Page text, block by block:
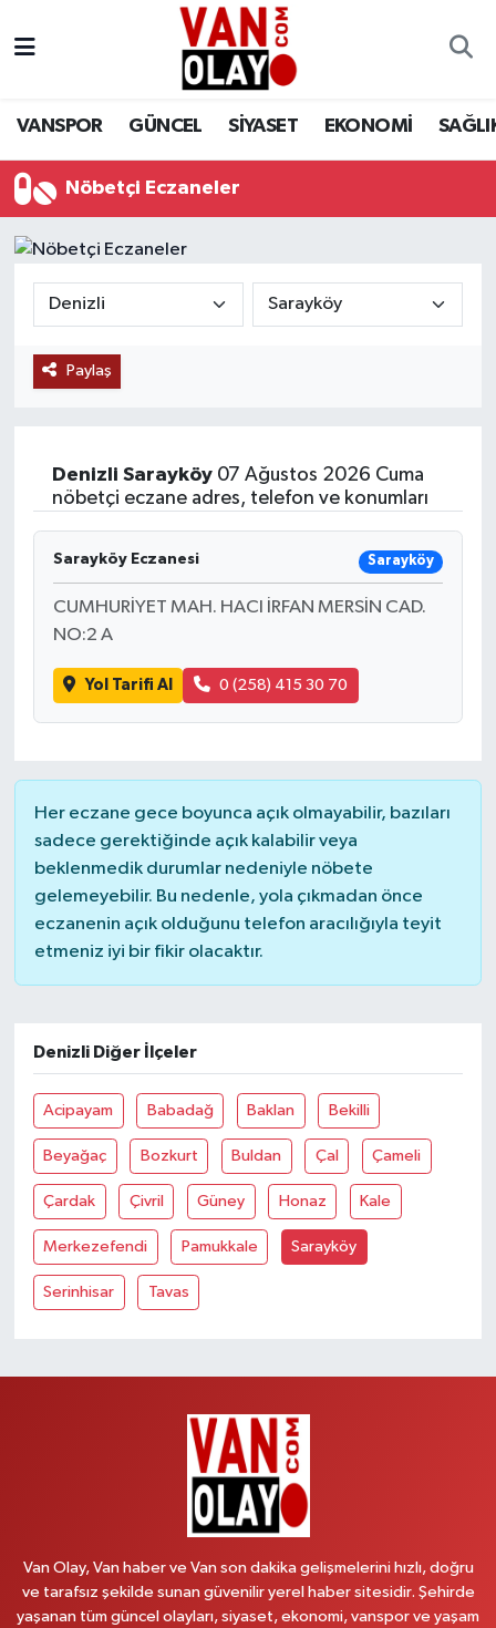
VANSPOR GÜNCEL SİYASET EKONOMİ
Nöbetçi Eczaneler
Paylaş
Denizli Sarayköy07 Ağustos 2026 Cuma
nöbetçi eczane adres, telefon ve konumları
Sarayköy Eczanesi Sarayköy
CUMHURİYET MAH. HACI İRFAN MERSİN CAD.
NO:2 A
Yol Tarifi Al 0 (258) 415 30 70
Her eczane gece boyunca açık olmayabilir, bazıları
sadece gerektiğinde açık kalabilir veya
beklenmedik durumlar nedeniyle nöbete
gelemeyebilir. Bu nedenle, yola çıkmadan önce
eczanenin açık olduğunu telefon aracılığıyla teyit
etmeniz iyi bir fikir olacaktır.
Denizli Diğer İlçeler
Acipayam Babadağ Baklan Bekilli
Beyağaç Bozkurt Buldan Çal Çameli
Çardak Çivril Güney Honaz Kale
Merkezefendi Pamukkale Sarayköy
Serinhisar Tavas
Van Olay, Van haber ve Van son dakika gelişmelerini hızlı, doğru
ve tarafsız şekilde sunan güvenilir yerel haber sitesidir. Şehirde
yaşanan tüm güncel olayları, siyaset, ekonomi, vanspor ve yaşam
Siyaset
Ekonomi
Sağlık
Eğitim
Dünya
RESMİ İLANLAR
Van Nöbetçi Eczaneler
Van Namaz Vakitleri
Van Trafik Yoğunluk Haritası
Süper Lig Puan Durumu ve Fikstür
Tüm Manşetler
Haber Arşivi